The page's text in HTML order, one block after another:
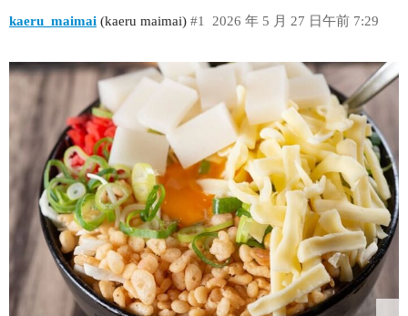
kaeru_maimai (kaeru maimai) 2026 年 5 月 27 日午前 7:29
#1